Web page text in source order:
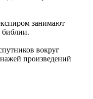
занимают
библии.
вокруг
произведений